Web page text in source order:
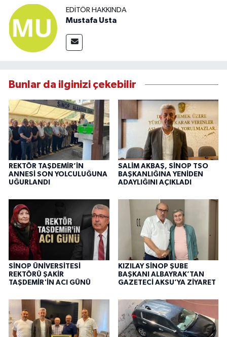
EDITÖR HAKKINDA
Mustafa Usta
Bunlar da ilginizi çekebilir
REKTÖR TAŞDEMİR’İN
ANNESİ SON YOLCULUĞUNA
UĞURLANDI
SALİM AKBAŞ, SİNOP TSO
BAŞKANLIĞINA YENİDEN
ADAYLIĞINI AÇIKLADI
SİNOP ÜNİVERSİTESİ
REKTÖRÜ ŞAKİR
TAŞDEMİR'İN ACI GÜNÜ
KIZILAY SİNOP ŞUBE
BAŞKANI ALBAYRAK’TAN
GAZETECİ AKSU’YA ZİYARET